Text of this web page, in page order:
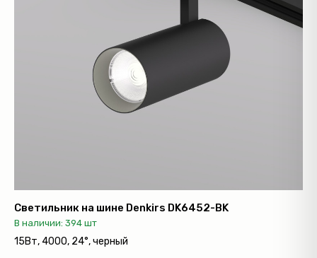
Светильник на шине Denkirs DK6452-BK
В наличии: 394 шт
15Вт, 4000, 24°, черный